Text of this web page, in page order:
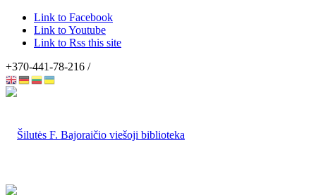
Link to Facebook
Link to Youtube
Link to Rss this site
+370-441-78-216 /